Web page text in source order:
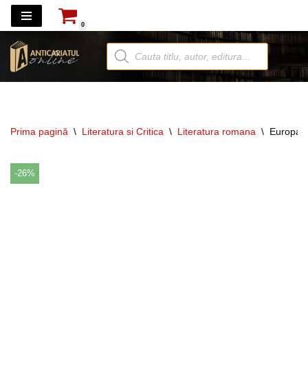
la
conținut
0
Prima pagină \ Literatura si Critica \ Literatura romana \ Europa
-26%